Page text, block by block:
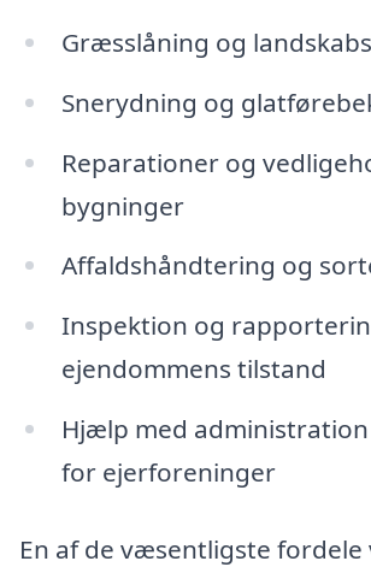
Græsslåning og
Snerydning og
Reparationer og
bygninger
Affaldshåndtering og
Inspektion og
ejendommens tilstand
Hjælp med
for ejerforeninger
En af de væsentligste fordele